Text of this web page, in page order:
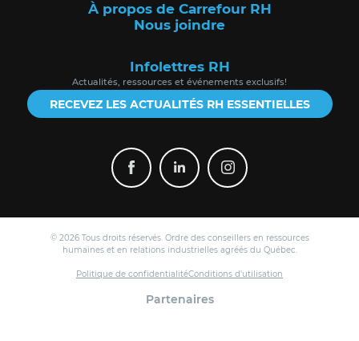
À propos de Carrefour RH
Nous joindre
Infolettres RH
Actualités, ressources et événements exclusifs!
RECEVEZ LES ACTUALITÉS RH ESSENTIELLES
© 2026 Tous droits réservés. Ordre des conseillers en ressources
humaines et en relations industrielles agréés du Québec.
Politique de confidentialitéConditions d'utilisation
Partenaires